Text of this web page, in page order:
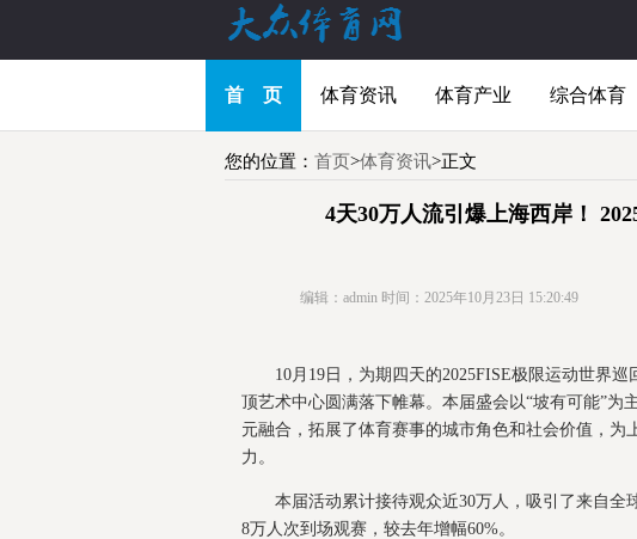
首 页 体育资讯 体育产业 综合体育
您的位置： 首页>体育资讯>正文
​4天30万人流引爆上海西岸！
编辑：admin 时间：2025年10月23日 15:20:49
10月19日，为期四天的2025FISE极限运动世界
顶艺术中心圆满落下帷幕。本届盛会以“坡有可能”为
元融合，拓展了体育赛事的城市角色和社会价值，
力。
本届活动累计接待观众近30万人，吸引了来自全
8万人次到场观赛，较去年增幅60%。